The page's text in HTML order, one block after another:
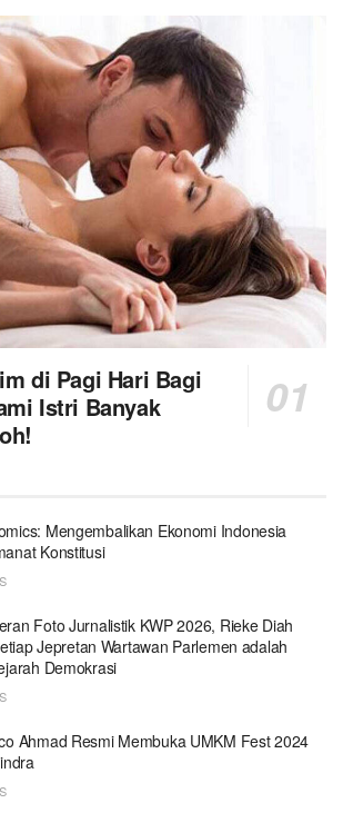
di Pagi Hari Bagi
Istri Banyak
Mengembalikan Ekonomi Indonesia
Konstitusi
Foto Jurnalistik KWP 2026, Rieke Diah
Jepretan Wartawan Parlemen adalah
Demokrasi
Ahmad Resmi Membuka UMKM Fest 2024